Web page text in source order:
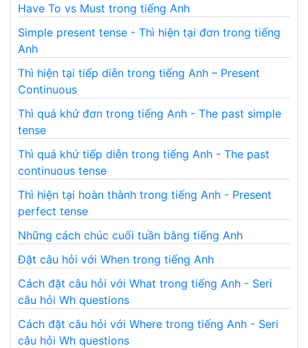
Have To vs Must trong tiếng Anh
Simple present tense - Thì hiện tại đơn trong tiếng
Anh
Thì hiện tại tiếp diễn trong tiếng Anh – Present
Continuous
Thì quá khứ đơn trong tiếng Anh - The past simple
tense
Thì quá khứ tiếp diễn trong tiếng Anh - The past
continuous tense
Thì hiện tại hoàn thành trong tiếng Anh - Present
perfect tense
Những cách chúc cuối tuần bằng tiếng Anh
Đặt câu hỏi với When trong tiếng Anh
Cách đặt câu hỏi với What trong tiếng Anh - Seri
câu hỏi Wh questions
Cách đặt câu hỏi với Where trong tiếng Anh - Seri
câu hỏi Wh questions